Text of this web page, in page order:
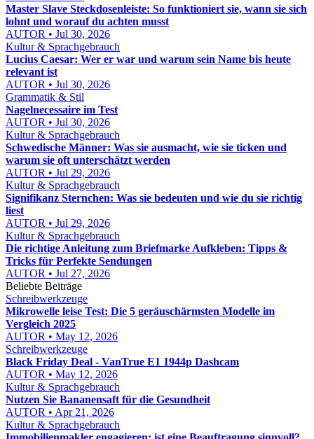
Master Slave Steckdosenleiste: So funktioniert sie, wann sie sich
lohnt und worauf du achten musst
AUTOR • Jul 30, 2026
Kultur & Sprachgebrauch
Lucius Caesar: Wer er war und warum sein Name bis heute
relevant ist
AUTOR • Jul 30, 2026
Grammatik & Stil
Nagelnecessaire im Test
AUTOR • Jul 30, 2026
Kultur & Sprachgebrauch
Schwedische Männer: Was sie ausmacht, wie sie ticken und
warum sie oft unterschätzt werden
AUTOR • Jul 29, 2026
Kultur & Sprachgebrauch
Signifikanz Sternchen: Was sie bedeuten und wie du sie richtig
liest
AUTOR • Jul 29, 2026
Kultur & Sprachgebrauch
Die richtige Anleitung zum Briefmarke Aufkleben: Tipps &
Tricks für Perfekte Sendungen
AUTOR • Jul 27, 2026
Beliebte Beiträge
Schreibwerkzeuge
Mikrowelle leise Test: Die 5 geräuschärmsten Modelle im
Vergleich 2025
AUTOR • May 12, 2026
Schreibwerkzeuge
Black Friday Deal - VanTrue E1 1944p Dashcam
AUTOR • May 12, 2026
Kultur & Sprachgebrauch
Nutzen Sie Bananensaft für die Gesundheit
AUTOR • Apr 21, 2026
Kultur & Sprachgebrauch